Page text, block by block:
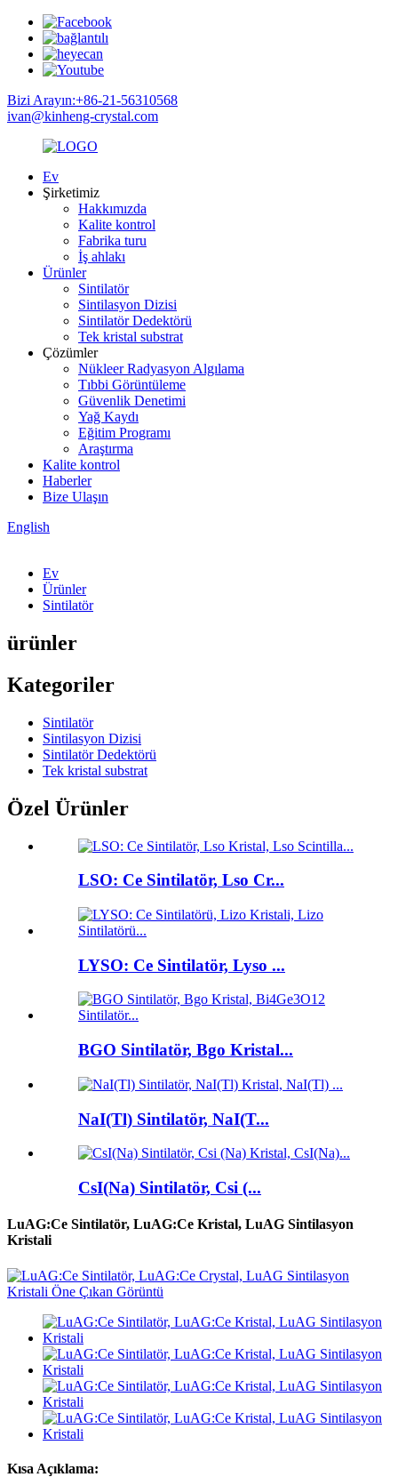
Bizi Arayın:+86-21-56310568
ivan@kinheng-crystal.com
Ev
Şirketimiz
Hakkımızda
Kalite kontrol
Fabrika turu
İş ahlakı
Ürünler
Sintilatör
Sintilasyon Dizisi
Sintilatör Dedektörü
Tek kristal substrat
Çözümler
Nükleer Radyasyon Algılama
Tıbbi Görüntüleme
Güvenlik Denetimi
Yağ Kaydı
Eğitim Programı
Araştırma
Kalite kontrol
Haberler
Bize Ulaşın
English
Ev
Ürünler
Sintilatör
ürünler
Kategoriler
Sintilatör
Sintilasyon Dizisi
Sintilatör Dedektörü
Tek kristal substrat
Özel Ürünler
LSO: Ce Sintilatör, Lso Cr...
LYSO: Ce Sintilatör, Lyso ...
BGO Sintilatör, Bgo Kristal...
NaI(Tl) Sintilatör, NaI(T...
CsI(Na) Sintilatör, Csi (...
LuAG:Ce Sintilatör, LuAG:Ce Kristal, LuAG Sintilasyon
Kristali
Kısa Açıklama: